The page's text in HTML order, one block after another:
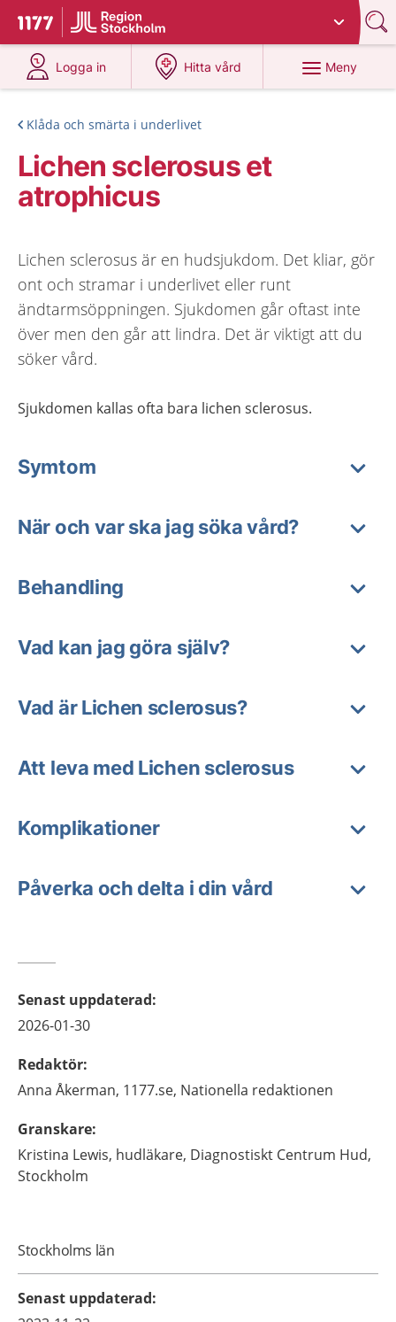
Till startsidan för 1177
Du har valt region
Logga in
på 1177.se
Hitta vård
på 1177.se
Meny
Klåda och smärta i underlivet
Lichen sclerosus et
atrophicus
Lichen sclerosus är en hudsjukdom. Det kliar, gör
ont och stramar i underlivet eller runt
ändtarmsöppningen. Sjukdomen går oftast inte
över men den går att lindra. Det är viktigt att du
söker vård.
Sjukdomen kallas ofta bara lichen sclerosus.
Symtom
När och var ska jag söka vård?
Behandling
Vad kan jag göra själv?
Vad är Lichen sclerosus?
Att leva med Lichen sclerosus
Komplikationer
Påverka och delta i din vård
Senast uppdaterad:
2026-01-30
Redaktör:
Anna Åkerman, 1177.se, Nationella redaktionen
Granskare:
Kristina Lewis, hudläkare, Diagnostiskt Centrum Hud,
Stockholm
Stockholms län
Senast uppdaterad: